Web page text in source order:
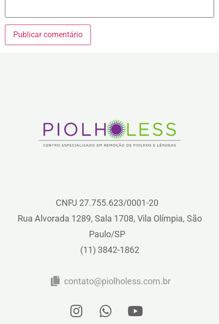
CNPJ 27.755.623/0001-20
Rua Alvorada 1289, Sala 1708, Vila Olímpia, São
Paulo/SP
(11) 3842-1862
contato@piolholess.com.br